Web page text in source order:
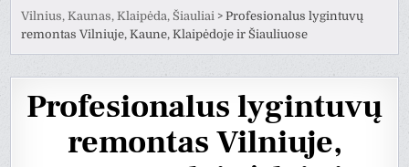
Vilnius, Kaunas, Klaipėda, Šiauliai >Profesionalus lygintuvų
remontas Vilniuje, Kaune, Klaipėdoje ir Šiauliuose
Profesionalus lygintuvų
remontas Vilniuje,